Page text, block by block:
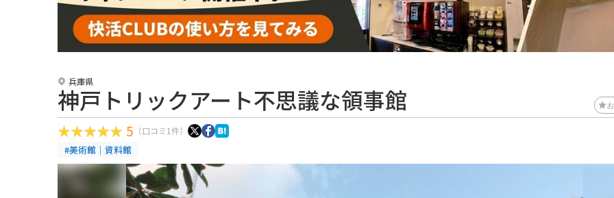
兵庫県
神戸トリックアート不思議な領事館
5 （口コミ1件）
#美術館｜資料館